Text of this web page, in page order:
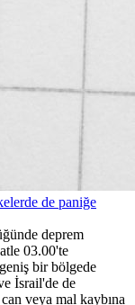
de paniğe
deprem
03.00'te
bir bölgede
İsrail'de de
veya mal kaybına